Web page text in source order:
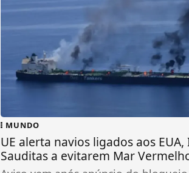
MUNDO
UE alerta navios ligados aos EUA,
Sauditas a evitarem Mar